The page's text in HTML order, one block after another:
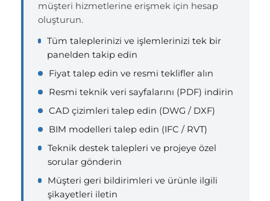
müşteri hizmetlerine erişmek için hesap
oluşturun.
Tüm taleplerinizi ve işlemlerinizi tek bir
panelden takip edin
Fiyat talep edin ve resmi teklifler alın
Resmi teknik veri sayfalarını (PDF) indirin
CAD çizimleri talep edin (DWG / DXF)
BIM modelleri talep edin (IFC / RVT)
Teknik destek talepleri ve projeye özel
sorular gönderin
Müşteri geri bildirimleri ve ürünle ilgili
şikayetleri iletin